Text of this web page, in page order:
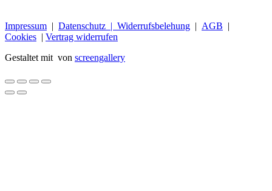
Impressum | Datenschutz | Widerrufsbelehung | AGB |
Cookies | Vertrag widerrufen
Gestaltet mit von screengallery